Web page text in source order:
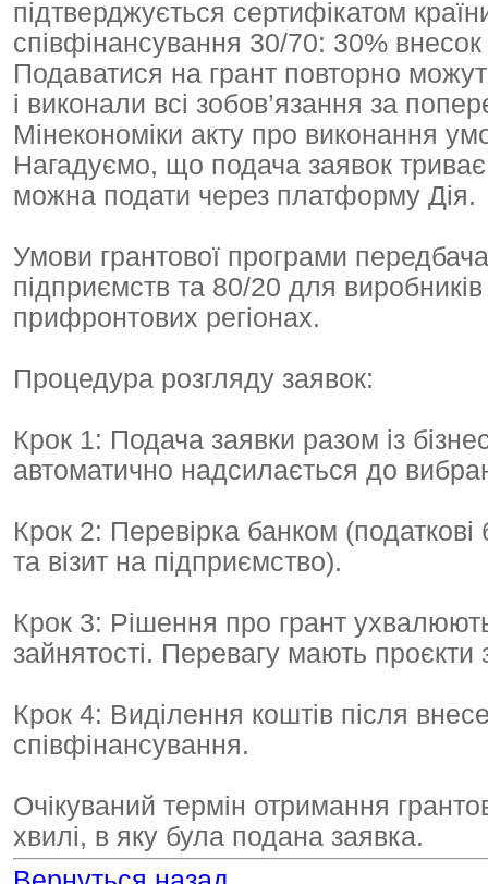
підтверджується сертифікатом
співфінансування 30/70: 30%
Подаватися на грант повторно
і виконали всі зобов’язання за
Мінекономіки акту про виконання
Нагадуємо, що подача заявок
можна подати через платформу Дія.
Умови грантової програми
підприємств та 80/20 для виробників
прифронтових регіонах.
Процедура розгляду заявок:
Крок 1: Подача заявки разом із
автоматично надсилається до
Крок 2: Перевірка банком (податкові
та візит на підприємство).
Крок 3: Рішення про грант
зайнятості. Перевагу мають проєкти
Крок 4: Виділення коштів після
співфінансування.
Очікуваний термін отримання
хвилі, в яку була подана заявка.